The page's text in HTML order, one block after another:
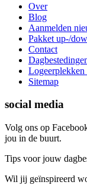
Over
Blog
Aanmelden
Pakket up-/
Contact
Logeerplekken
Sitemap
social media
Volg ons op
jou in de buurt.
Tips voor jouw
Wil jij geïnspireerd